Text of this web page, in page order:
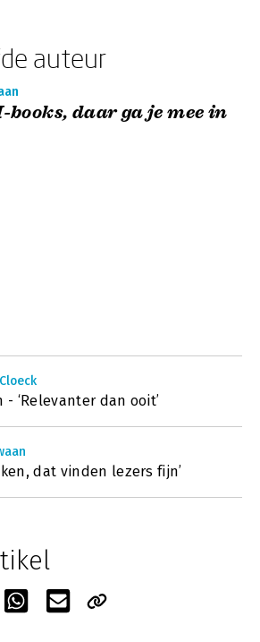
auteur
books, daar ga je mee in
‘Relevanter dan ooit’
dat vinden lezers fijn’